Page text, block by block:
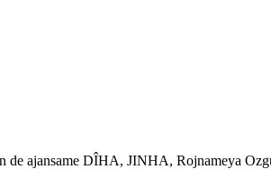
ajansame DÎHA, JINHA, Rojnameya